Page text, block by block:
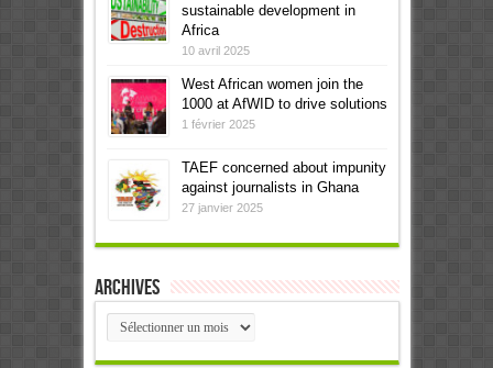
sustainable development in
Africa
10 avril 2025
West African women join the
1000 at AfWID to drive solutions
1 février 2025
TAEF concerned about impunity
against journalists in Ghana
27 janvier 2025
Archives
Archives